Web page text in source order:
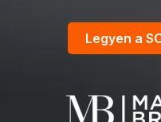
Legyen a